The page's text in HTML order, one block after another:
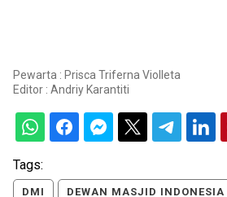
Pewarta : Prisca Triferna Violleta
Editor : Andriy Karantiti
Tags:
DMI DEWAN MASJID INDONESIA